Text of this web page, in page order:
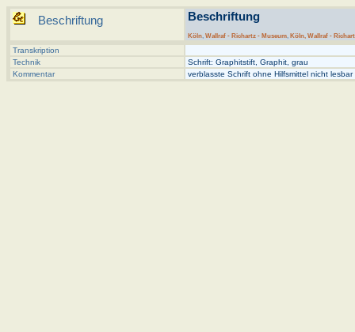
Beschriftung Beschriftung
Köln, Wallraf - Richartz - Museum, Köln, Wallraf -
Transkription
Technik
Schrift: Graphitstift, Graphit, grau
Kommentar
verblasste Schrift ohne Hilfsmittel nicht lesbar